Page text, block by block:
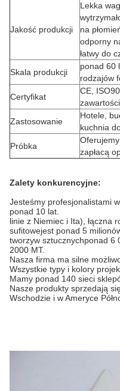
Jakość produkcji
Lekka
na
odporny
łatwy do
Skala produkcji
ponad 60
rodzajów
Certyfikat
CE,
zawartości
Zastosowanie
Hotele,
kuchnia
Próbka
zapłacą
Zalety konkurencyjne:
Jesteśmy profesjonalistami
ponad 10 lat.
linie z Niemiec i Ita), łączna
sufitowejest ponad 5
tworzyw sztucznychponad 6
2000 MT.
Nasza firma ma silne
Wszystkie typy i kolory
Mamy ponad 140 sieci
Nasze produkty sprzedają
Wschodzie i w Ameryce